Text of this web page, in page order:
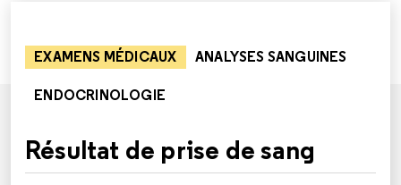
EXAMENS MÉDICAUX ANALYSES SANGUINES
ENDOCRINOLOGIE
Résultat de prise de sang